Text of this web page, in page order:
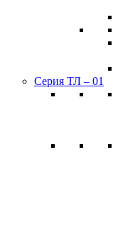
Серия ТЛ – 01